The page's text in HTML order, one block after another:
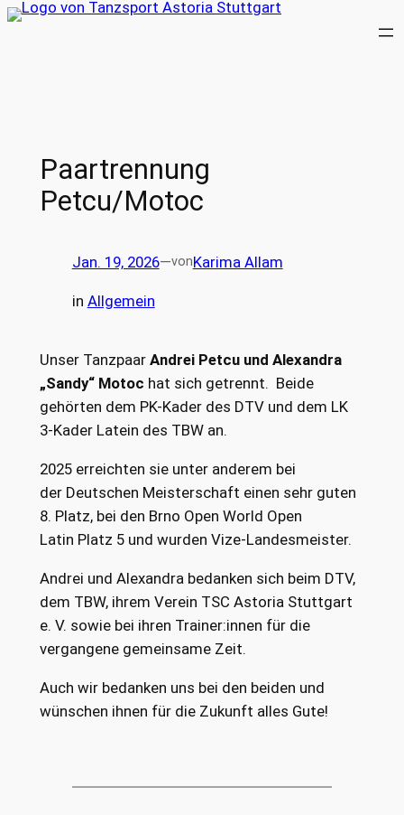
Zum
Paartrennung
Petcu/Motoc
Jan. 19, 2026—vonKarima Allam
in Allgemein
Unser Tanzpaar Andrei Petcu und Alexandra
„Sandy“ Motoc hat sich getrennt. Beide
gehörten dem PK-Kader des DTV und dem LK
3-Kader Latein des TBW an.
2025 erreichten sie unter anderem bei
der Deutschen Meisterschaft einen sehr guten
8. Platz, bei den Brno Open World Open
Latin Platz 5 und wurden Vize-Landesmeister.
Andrei und Alexandra bedanken sich beim DTV,
dem TBW, ihrem Verein TSC Astoria Stuttgart
e. V. sowie bei ihren Trainer:innen für die
vergangene gemeinsame Zeit.
Auch wir bedanken uns bei den beiden und
wünschen ihnen für die Zukunft alles Gute!